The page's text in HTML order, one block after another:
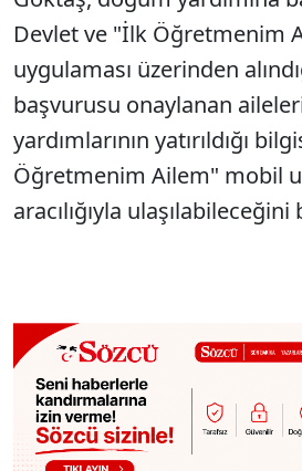
Devlet ve "İlk Öğretmenim
uygulaması üzerinden
başvurusu onaylanan
yardımlarının yatırıldığı
Öğretmenim Ailem" mobil
aracılığıyla